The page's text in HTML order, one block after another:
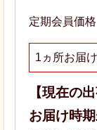
定期会員価格
1ヵ所お届
【現在の
お届け時